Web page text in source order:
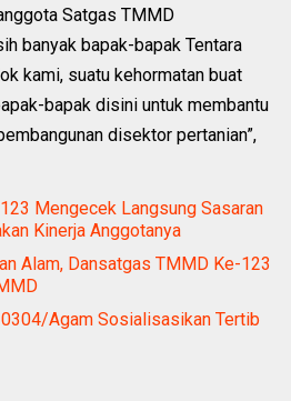
Satgas TMMD
banyak bapak-bapak Tentara
kami, suatu kehormatan buat
bapak disini untuk membantu
disektor pertanian”,
Mengecek Langsung Sasaran
Kinerja Anggotanya
Alam, Dansatgas TMMD Ke-123
Agam Sosialisasikan Tertib